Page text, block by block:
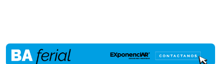
Te puede interesar